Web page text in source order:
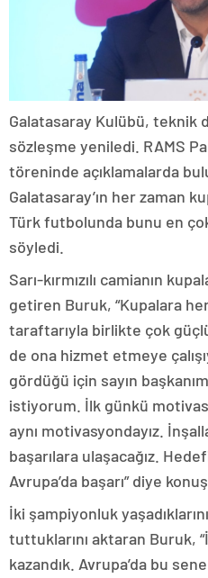
Galatasaray Kulübü, teknik
sözleşme yeniledi. RAMS
töreninde açıklamalarda
Galatasaray’ın her zaman
Türk futbolunda bunu en
söyledi.
Sarı-kırmızılı camianın
getiren Buruk, “Kupalara
taraftarıyla birlikte çok
de ona hizmet etmeye
gördüğü için sayın
istiyorum. İlk günkü
aynı motivasyondayız.
başarılara ulaşacağız.
Avrupa’da başarı” diye
İki şampiyonluk
tuttuklarını aktaran Buruk,
kazandık. Avrupa’da bu